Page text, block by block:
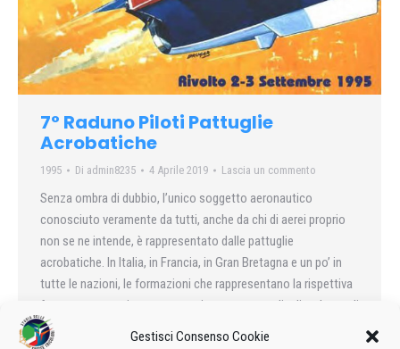
Gestisci Consenso Cookie
7° Raduno Piloti Pattuglie
Acrobatiche
1995 Di admin8235 4 Aprile 2019 Lascia un commento
Senza ombra di dubbio, l’unico soggetto aeronautico
conosciuto veramente da tutti, anche da chi di aerei proprio
non se ne intende, è rappresentato dalle pattuglie
acrobatiche. In Italia, in Francia, in Gran Bretagna e un po’ in
tutte le nazioni, le formazioni che rappresentano la rispettiva
forza aerea suscitano un entusiasmo, una voglia di vedere e di
partecipare in molti casi superiore perfino alle partite di